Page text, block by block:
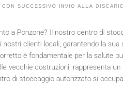
SUCCESSIVO INVIO ALLA
a Ponzone? Il nostro centro di
clienti locali, garantendo la sua
è fondamentale per la salute
vecchie costruzioni, rappresenta
di stoccaggio autorizzato si